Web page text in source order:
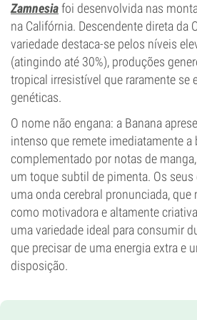
Zamnesiafoi desenvolvida nas
na Califórnia. Descendente direta da
variedade destaca-se pelos níveis
(atingindo até 30%), produções
tropical irresistível que raramente se
genéticas.
O nome não engana: a Banana
intenso que remete imediatamente a
complementado por notas de
um toque subtil de pimenta. Os
uma onda cerebral pronunciada,
como motivadora e altamente
uma variedade ideal para consumir
que precisar de uma energia extra e
disposição.